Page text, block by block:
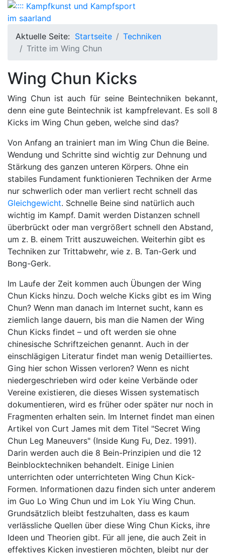
Aktuelle Seite: Startseite
Techniken
Tritte im Wing Chun
Wing Chun Kicks
Wing Chun ist auch für seine Beintechniken bekannt,
denn eine gute Beintechnik ist kampfrelevant. Es soll 8
Kicks im Wing Chun geben, welche sind das?
Von Anfang an trainiert man im Wing Chun die Beine.
Wendung und Schritte sind wichtig zur Dehnung und
Stärkung des ganzen unteren Körpers. Ohne ein
stabiles Fundament funktionieren Techniken der Arme
nur schwerlich oder man verliert recht schnell das
Gleichgewicht. Schnelle Beine sind natürlich auch
wichtig im Kampf. Damit werden Distanzen schnell
überbrückt oder man vergrößert schnell den Abstand,
um z. B. einem Tritt auszuweichen. Weiterhin gibt es
Techniken zur Trittabwehr, wie z. B. Tan-Gerk und
Bong-Gerk.
Im Laufe der Zeit kommen auch Übungen der Wing
Chun Kicks hinzu. Doch welche Kicks gibt es im Wing
Chun? Wenn man danach im Internet sucht, kann es
ziemlich lange dauern, bis man die Namen der Wing
Chun Kicks findet – und oft werden sie ohne
chinesische Schriftzeichen genannt. Auch in der
einschlägigen Literatur findet man wenig Detailliertes.
Ging hier schon Wissen verloren? Wenn es nicht
niedergeschrieben wird oder keine Verbände oder
Vereine existieren, die dieses Wissen systematisch
dokumentieren, wird es früher oder später nur noch in
Fragmenten erhalten sein. Im Internet findet man einen
Artikel von Curt James mit dem Titel "Secret Wing
Chun Leg Maneuvers" (Inside Kung Fu, Dez. 1991).
Darin werden auch die 8 Bein-Prinzipien und die 12
Beinblocktechniken behandelt. Einige Linien
unterrichten oder unterrichteten Wing Chun Kick-
Formen. Informationen dazu finden sich unter anderem
im Guo Lo Wing Chun und im Lok Yiu Wing Chun.
Grundsätzlich bleibt festzuhalten, dass es kaum
verlässliche Quellen über diese Wing Chun Kicks, ihre
Ideen und Theorien gibt. Für all jene, die auch Zeit in
effektives Kicken investieren möchten, bleibt nur der